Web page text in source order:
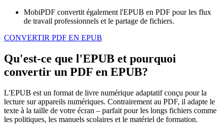
MobiPDF convertit également l'EPUB en PDF pour les flux
de travail professionnels et le partage de fichiers.
CONVERTIR PDF EN EPUB
Qu'est-ce que l'EPUB et pourquoi
convertir un PDF en EPUB?
L'EPUB est un format de livre numérique adaptatif conçu pour la
lecture sur appareils numériques. Contrairement au PDF, il adapte le
texte à la taille de votre écran – parfait pour les longs fichiers comme
les politiques, les manuels scolaires et le matériel de formation.